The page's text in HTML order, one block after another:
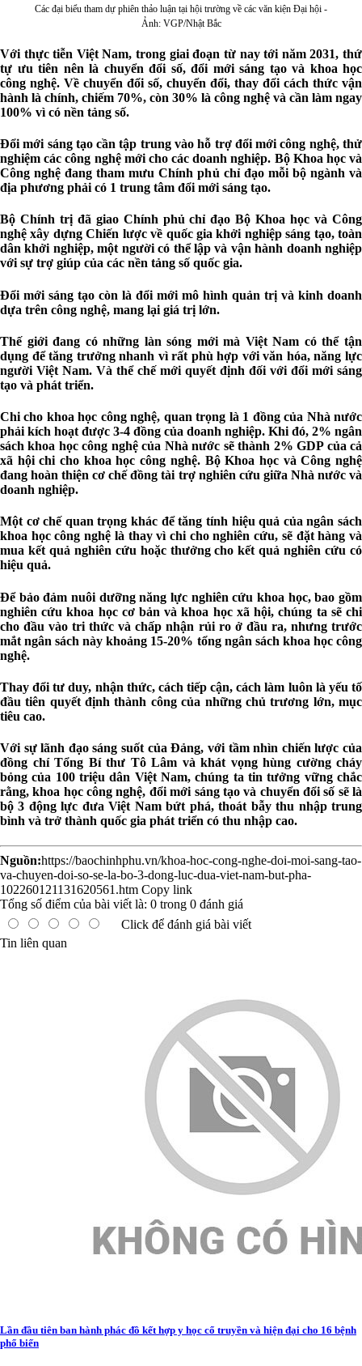
Các đại biểu tham dự phiên thảo luận tại hội trường về các văn kiện Đại hội -
Ảnh: VGP/Nhật Bắc
Với thực tiễn Việt Nam, trong giai đoạn từ nay tới năm 2031, thứ
tự ưu tiên nên là chuyển đổi số, đổi mới sáng tạo và khoa học
công nghệ. Về chuyển đổi số, chuyển đổi, thay đổi cách thức vận
hành là chính, chiếm 70%, còn 30% là công nghệ và cần làm ngay
100% vì có nền tảng số.
Đổi mới sáng tạo cần tập trung vào hỗ trợ đổi mới công nghệ, thử
nghiệm các công nghệ mới cho các doanh nghiệp. Bộ Khoa học và
Công nghệ đang tham mưu Chính phủ chỉ đạo mỗi bộ ngành và
địa phương phải có 1 trung tâm đổi mới sáng tạo.
Bộ Chính trị đã giao Chính phủ chỉ đạo Bộ Khoa học và Công
nghệ xây dựng Chiến lược về quốc gia khởi nghiệp sáng tạo, toàn
dân khởi nghiệp, một người có thể lập và vận hành doanh nghiệp
với sự trợ giúp của các nền tảng số quốc gia.
Đổi mới sáng tạo còn là đổi mới mô hình quản trị và kinh doanh
dựa trên công nghệ, mang lại giá trị lớn.
Thế giới đang có những làn sóng mới mà Việt Nam có thể tận
dụng để tăng trưởng nhanh vì rất phù hợp với văn hóa, năng lực
người Việt Nam. Và thể chế mới quyết định đối với đổi mới sáng
tạo và phát triển.
Chi cho khoa học công nghệ, quan trọng là 1 đồng của Nhà nước
phải kích hoạt được 3-4 đồng của doanh nghiệp. Khi đó, 2% ngân
sách khoa học công nghệ của Nhà nước sẽ thành 2% GDP của cả
xã hội chi cho khoa học công nghệ. Bộ Khoa học và Công nghệ
đang hoàn thiện cơ chế đồng tài trợ nghiên cứu giữa Nhà nước và
doanh nghiệp.
Một cơ chế quan trọng khác để tăng tính hiệu quả của ngân sách
khoa học công nghệ là thay vì chi cho nghiên cứu, sẽ đặt hàng và
mua kết quả nghiên cứu hoặc thưởng cho kết quả nghiên cứu có
hiệu quả.
Để bảo đảm nuôi dưỡng năng lực nghiên cứu khoa học, bao gồm
nghiên cứu khoa học cơ bản và khoa học xã hội, chúng ta sẽ chi
cho đầu vào tri thức và chấp nhận rủi ro ở đầu ra, nhưng trước
mắt ngân sách này khoảng 15-20% tổng ngân sách khoa học công
nghệ.
Thay đổi tư duy, nhận thức, cách tiếp cận, cách làm luôn là yếu tố
đầu tiên quyết định thành công của những chủ trương lớn, mục
tiêu cao.
Với sự lãnh đạo sáng suốt của Đảng, với tầm nhìn chiến lược của
đồng chí Tổng Bí thư Tô Lâm và khát vọng hùng cường cháy
bỏng của 100 triệu dân Việt Nam, chúng ta tin tưởng vững chắc
rằng, khoa học công nghệ, đổi mới sáng tạo và chuyển đổi số sẽ là
bộ 3 động lực đưa Việt Nam bứt phá, thoát bẫy thu nhập trung
bình và trở thành quốc gia phát triển có thu nhập cao.
Nguồn:https://baochinhphu.vn/khoa-hoc-cong-nghe-doi-moi-sang-tao-
va-chuyen-doi-so-se-la-bo-3-dong-luc-dua-viet-nam-but-pha-
102260121131620561.htm Copy link
Tổng số điểm của bài viết là: 0 trong 0 đánh giá
Click để đánh giá bài viết
Tin liên quan
Lần đầu tiên ban hành phác đồ kết hợp y học cổ truyền và hiện đại cho 16 bệnh
phổ biến